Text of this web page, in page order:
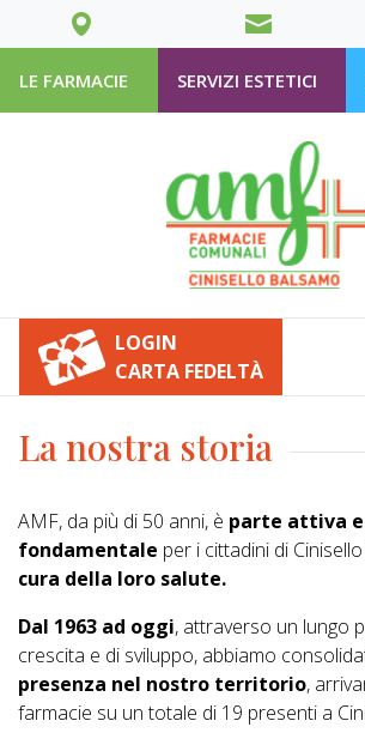
LE FARMACIE SERVIZI ESTETICI
LOGIN
CARTA FEDELTÀ
La nostra storia
AMF, da più di 50 anni, è parte attiva
fondamentale per i cittadini di
cura della loro salute.
Dal 1963 ad oggi, attraverso un lungo
crescita e di sviluppo, abbiamo
presenza nel nostro territorio,
farmacie su un totale di 19 presenti a